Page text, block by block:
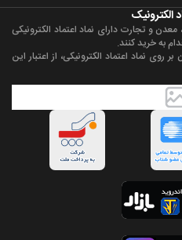
الکترونیک
و تجارت دارای نماد اعتماد الکترونیکی
به خرید کنند.
روی نماد اعتماد الکترونیکی، از اعتبار این